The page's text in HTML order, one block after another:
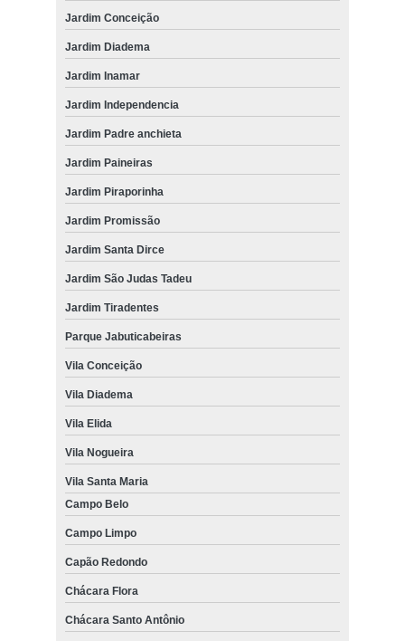
Jardim Conceição
Jardim Diadema
Jardim Inamar
Jardim Independencia
Jardim Padre anchieta
Jardim Paineiras
Jardim Piraporinha
Jardim Promissão
Jardim Santa Dirce
Jardim São Judas Tadeu
Jardim Tiradentes
Parque Jabuticabeiras
Vila Conceição
Vila Diadema
Vila Elida
Vila Nogueira
Vila Santa Maria
Campo Belo
Campo Limpo
Capão Redondo
Chácara Flora
Chácara Santo Antônio